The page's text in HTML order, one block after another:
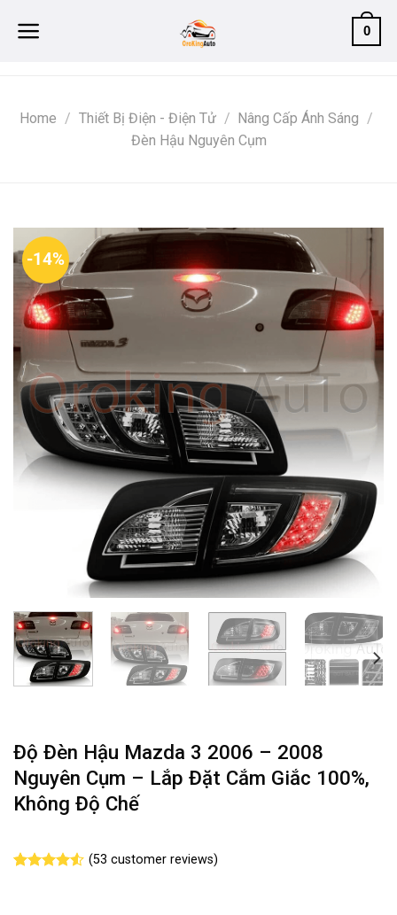
0
Home / Thiết Bị Điện - Điện Tử / Nâng Cấp Ánh Sáng /
Đèn Hậu Nguyên Cụm
-14%
Độ Đèn Hậu Mazda 3 2006 – 2008
Nguyên Cụm – Lắp Đặt Cắm Giắc 100%,
Không Độ Chế
(53 customer reviews)